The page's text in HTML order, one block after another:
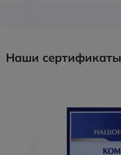
Наши сертификаты